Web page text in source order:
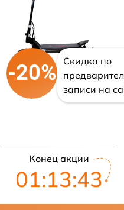
-20%
Скидка по
записи на
Конец акции
01:13:42